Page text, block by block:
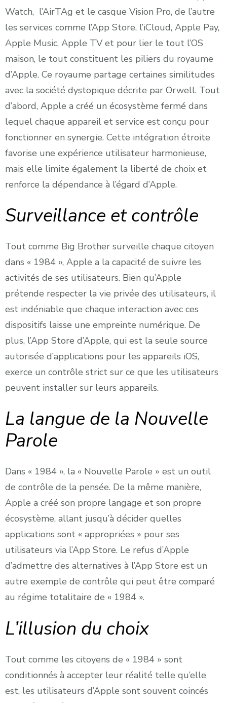
Watch, l’AirTAg et le casque Vision Pro, de l’autre
les services comme l’App Store, l’iCloud, Apple Pay,
Apple Music, Apple TV et pour lier le tout l’OS
maison, le tout constituent les piliers du royaume
d’Apple. Ce royaume partage certaines similitudes
avec la société dystopique décrite par Orwell. Tout
d’abord, Apple a créé un écosystème fermé dans
lequel chaque appareil et service est conçu pour
fonctionner en synergie. Cette intégration étroite
favorise une expérience utilisateur harmonieuse,
mais elle limite également la liberté de choix et
renforce la dépendance à l’égard d’Apple.
Surveillance et contrôle
Tout comme Big Brother surveille chaque citoyen
dans « 1984 », Apple a la capacité de suivre les
activités de ses utilisateurs. Bien qu’Apple
prétende respecter la vie privée des utilisateurs, il
est indéniable que chaque interaction avec ces
dispositifs laisse une empreinte numérique. De
plus, l’App Store d’Apple, qui est la seule source
autorisée d’applications pour les appareils iOS,
exerce un contrôle strict sur ce que les utilisateurs
peuvent installer sur leurs appareils.
La langue de la Nouvelle
Parole
Dans « 1984 », la « Nouvelle Parole » est un outil
de contrôle de la pensée. De la même manière,
Apple a créé son propre langage et son propre
écosystème, allant jusqu’à décider quelles
applications sont « appropriées » pour ses
utilisateurs via l’App Store. Le refus d’Apple
d’admettre des alternatives à l’App Store est un
autre exemple de contrôle qui peut être comparé
au régime totalitaire de « 1984 ».
L’illusion du choix
Tout comme les citoyens de « 1984 » sont
conditionnés à accepter leur réalité telle qu’elle
est, les utilisateurs d’Apple sont souvent coincés